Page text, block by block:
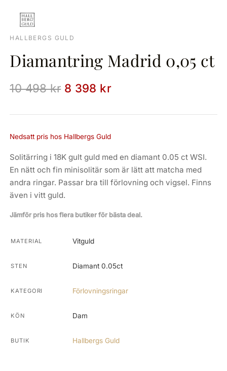
HALLBERGS GULD
Diamantring Madrid 0,05 ct
10 498 kr 8 398 kr
Nedsatt pris hos Hallbergs Guld
Solitärring i 18K gult guld med en diamant 0.05 ct WSI.
En nätt och fin minisolitär som är lätt att matcha med
andra ringar. Passar bra till förlovning och vigsel. Finns
även i vitt guld.
Jämför pris hos flera butiker för bästa deal.
MATERIAL Vitguld
STEN Diamant 0.05ct
KATEGORI Förlovningsringar
KÖN Dam
BUTIK Hallbergs Guld